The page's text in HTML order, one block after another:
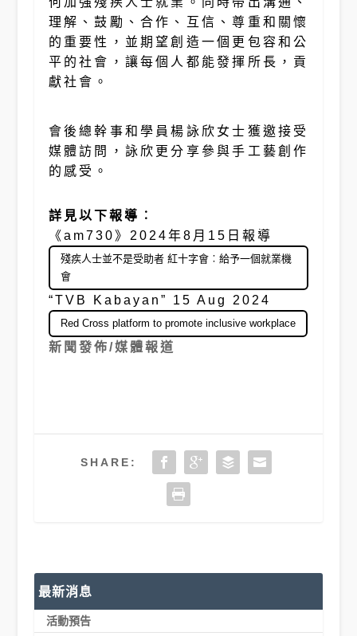
理解、鼓勵、合作、互信、尊重和關懷
的重要性，並期望創造一個更包容和公
平的社會，讓每個人都能發揮所長，貢
獻社會。
會後總幹事和學員楊詠欣女士獲邀接受
媒體訪問，詠欣更分享參與手工藝創作
的感受。
詳見以下報導︰
《am730》2024年8月15日報導
殘疾人士並不是受助者 紅十字會︰給予一個就業機
會
“TVB Kabayan” 15 Aug 2024
Red Cross platform to promote inclusive workplace
新聞發佈/媒體報道
SHARE:
最新消息
活動預告